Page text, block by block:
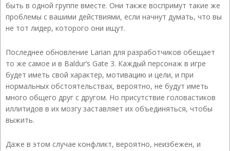
быть в одной группе вместе. Они также воспримут такие же
проблемы с вашими действиями, если начнут думать, что вы
не тот лидер, которого они ищут.
Последнее обновление Larian для разработчиков обещает
то же самое и в Baldur’s Gate 3. Каждый персонаж в игре
будет иметь свой характер, мотивацию и цели, и при
нормальных обстоятельствах, вероятно, не будут иметь
много общего друг с другом. Но присутствие головастиков
иллитидов в их мозгу заставляет их объединяться, чтобы
выжить.
Даже в этом случае конфликт, вероятно, неизбежен, и